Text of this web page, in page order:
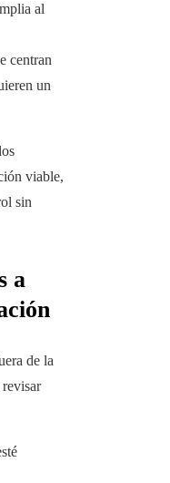
al
centran
un
viable,
sin
a
de la